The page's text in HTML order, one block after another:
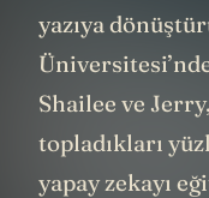
yazıya
Shailee ve
topladıkları
yapay zekayı